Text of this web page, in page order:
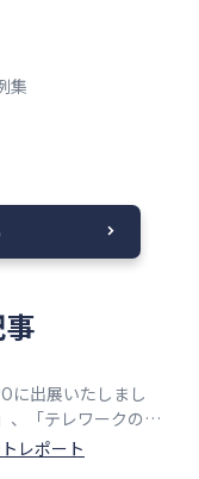
集
に出展いたしまし
、「テレワークの推
ト！〜
レポート